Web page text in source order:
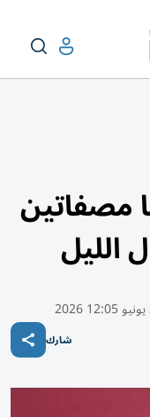
مصفاتين
الليل
شارك